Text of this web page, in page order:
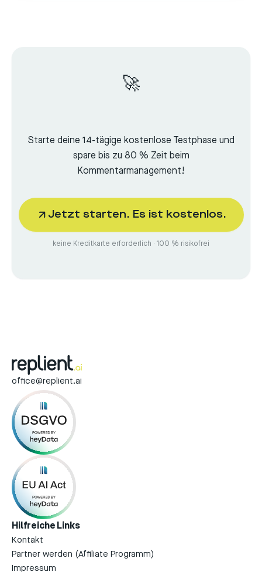
🚀
Starte deine 14-tägige kostenlose Testphase und
spare bis zu 80 % Zeit beim
Kommentarmanagement!
Jetzt starten. Es ist kostenlos.
keine Kreditkarte erforderlich · 100 % risikofrei
office@replient.ai
Hilfreiche Links
Kontakt
Partner werden (Affiliate Programm)
Impressum